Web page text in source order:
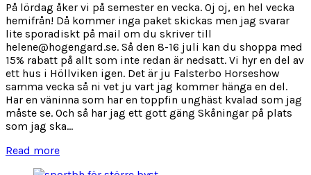
På lördag åker vi på semester en vecka. Oj oj, en hel vecka
hemifrån! Då kommer inga paket skickas men jag svarar
lite sporadiskt på mail om du skriver till
helene@hogengard.se. Så den 8-16 juli kan du shoppa med
15% rabatt på allt som inte redan är nedsatt. Vi hyr en del av
ett hus i Höllviken igen. Det är ju Falsterbo Horseshow
samma vecka så ni vet ju vart jag kommer hänga en del.
Har en väninna som har en toppfin unghäst kvalad som jag
måste se. Och så har jag ett gott gäng Skåningar på plats
som jag ska...
Read more